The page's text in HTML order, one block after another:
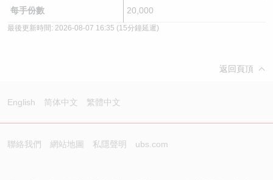
每手份數 20,000
最後更新時間: 2026-08-07 16:35 (15分鐘延遲)
返回頁頂
English 简体中文 繁體中文
聯絡我們 網站地圖 私隱聲明 ubs.com